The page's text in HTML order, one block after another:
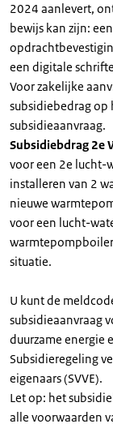
2024 aanlevert,
bewijs kan zijn:
een digitale
Voor zakelijke
subsidiebedrag op
subsidieaanvraag.
Subsidiebdrag 2e
voor een 2e lucht-
installeren van 2
nieuwe
voor een lucht-
situatie.
U kunt de
subsidieaanvraag
duurzame energie
Subsidieregeling
eigenaars (SVVE).
Let op: het
alle voorwaarden